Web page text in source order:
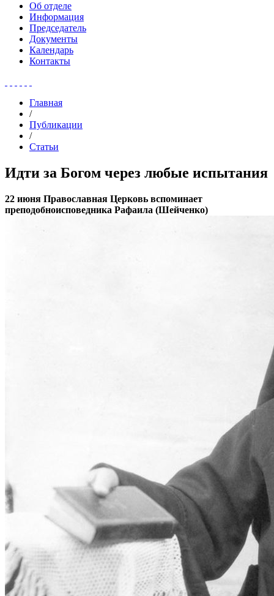
Об отделе
Информация
Председатель
Документы
Календарь
Контакты
Главная
/
Публикации
/
Статьи
Идти за Богом через любые испытания
22 июня Православная Церковь вспоминает
преподобноисповедника Рафаила (Шейченко)